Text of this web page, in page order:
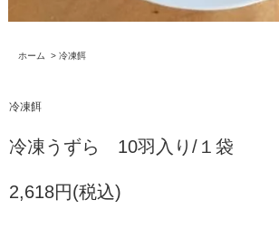
ホーム > 冷凍餌
冷凍餌
冷凍うずら 10羽入り/１袋
2,618円(税込)